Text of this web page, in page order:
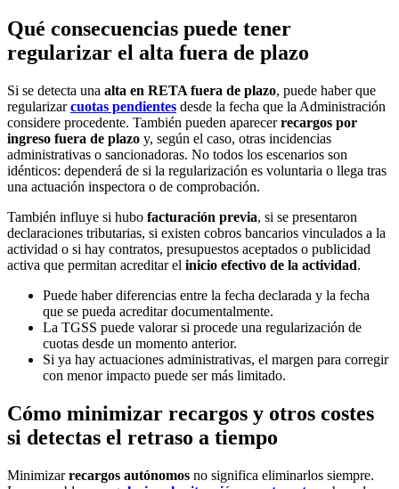
Qué consecuencias puede tener
regularizar el alta fuera de plazo
Si se detecta una alta en RETA fuera de plazo, puede haber que
regularizarcuotas pendientes desde la fecha que la Administración
considere procedente. También pueden aparecerrecargos por
ingreso fuera de plazo y, según el caso, otras incidencias
administrativas o sancionadoras. No todos los escenarios son
idénticos: dependerá de si la regularización es voluntaria o llega tras
una actuación inspectora o de comprobación.
También influye si hubo facturación previa, si se presentaron
declaraciones tributarias, si existen cobros bancarios vinculados a la
actividad o si hay contratos, presupuestos aceptados o publicidad
activa que permitan acreditar el inicio efectivo de la actividad.
Puede haber diferencias entre la fecha declarada y la fecha
que se pueda acreditar documentalmente.
La TGSS puede valorar si procede una regularización de
cuotas desde un momento anterior.
Si ya hay actuaciones administrativas, el margen para corregir
con menor impacto puede ser más limitado.
Cómo minimizar recargos y otros costes
si detectas el retraso a tiempo
Minimizarrecargos autónomos no significa eliminarlos siempre.